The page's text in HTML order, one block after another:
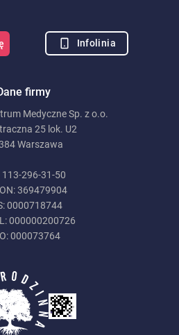
firmy
Medyczne Sp. z o.o.
25 lok. U2
Warszawa
113-296-31-50
369479904
0000718744
000000200726
000073764
Infolinia